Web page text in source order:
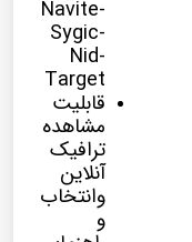
Navite-
Sygic-
Nid-
Target
قابلیت
مشاهده
ترافیک
آنلاین
وانتخاب
و